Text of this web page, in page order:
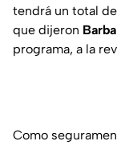
tendrá un total
que dijeron
programa, a la
Como